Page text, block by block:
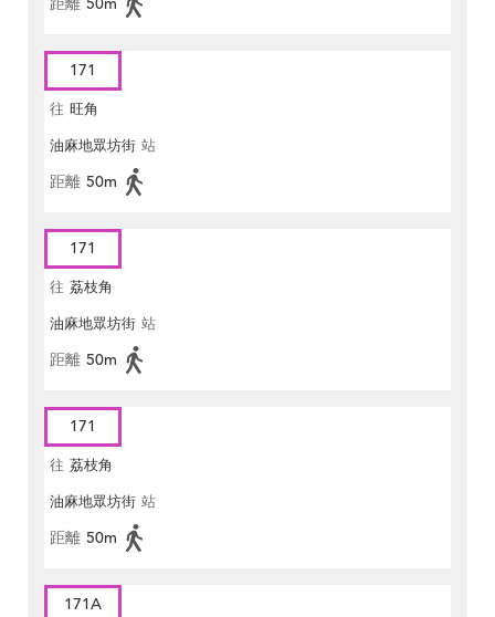
距離 50m
171
往 旺角
油麻地眾坊街 站
距離 50m
171
往 荔枝角
油麻地眾坊街 站
距離 50m
171
往 荔枝角
油麻地眾坊街 站
距離 50m
171A